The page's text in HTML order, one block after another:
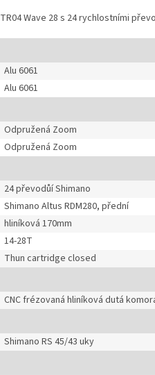
Wave 28 s 24 rychlostními
Alu 6061
Alu 6061
Odpružená Zoom
Odpružená Zoom
24 převodůí Shimano
Shimano Altus RDM280, přední
hliníková 170mm
14-28T
Thun cartridge closed
CNC frézovaná hliníková dutá
Shimano RS 45/43 uky